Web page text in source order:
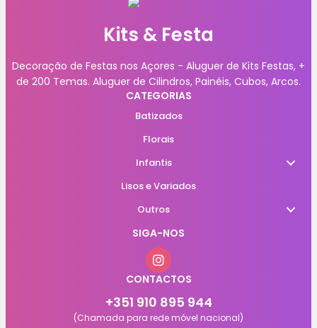
Kits & Festa
Decoração de Festas nos Açores - Aluguer de Kits Festas, +
de 200 Temas. Aluguer de Cilindros, Painéis, Cubos, Arcos.
CATEGORIAS
Batizados
Florais
Infantis
Lisos e Variados
Outros
SIGA-NOS
CONTACTOS
+351 910 895 944
(Chamada para rede móvel nacional)